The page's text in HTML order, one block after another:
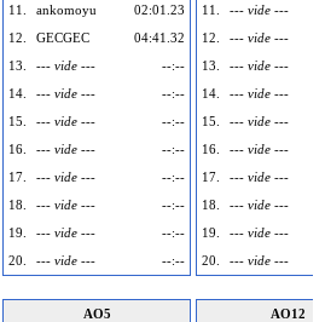
11.
ankomoyu
02:01.23
12.
GECGEC
04:41.32
13.
--- vide ---
--:--
14.
--- vide ---
--:--
15.
--- vide ---
--:--
16.
--- vide ---
--:--
17.
--- vide ---
--:--
18.
--- vide ---
--:--
19.
--- vide ---
--:--
20.
--- vide --- --:--
11.
--- vide ---
12.
--- vide ---
13.
--- vide ---
14.
--- vide ---
15.
--- vide ---
16.
--- vide ---
17.
--- vide ---
18.
--- vide ---
19.
--- vide ---
20.
--- vide ---
AO5
AO12